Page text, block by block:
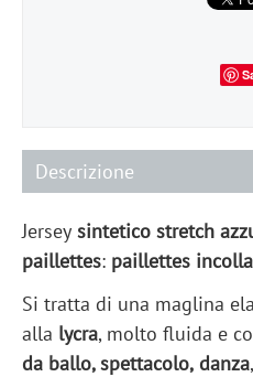
Descrizione
Jersey sintetico stretch
paillettes: paillettes
Si tratta di una maglina
alla lycra, molto fluida e
da ballo, spettacolo, danza,